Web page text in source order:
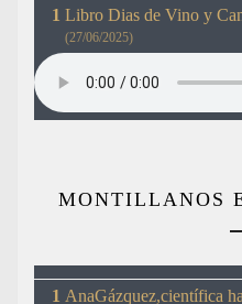
Libro Dias de Vino y
(27/06/2025)
MONTILLANOS
AnaGázquez,científica